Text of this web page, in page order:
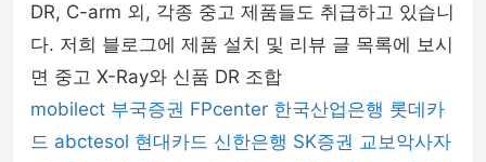
DR, C-arm 외, 각종 중고 제품들도 취급하고 있습니
다. 저희 블로그에 제품 설치 및 리뷰 글 목록에 보시
면 중고 X-Ray와 신품 DR 조합
mobilect 부국증권 FPcenter 한국산업은행 롯데카
드 abctesol 현대카드 신한은행 SK증권 교보악사자